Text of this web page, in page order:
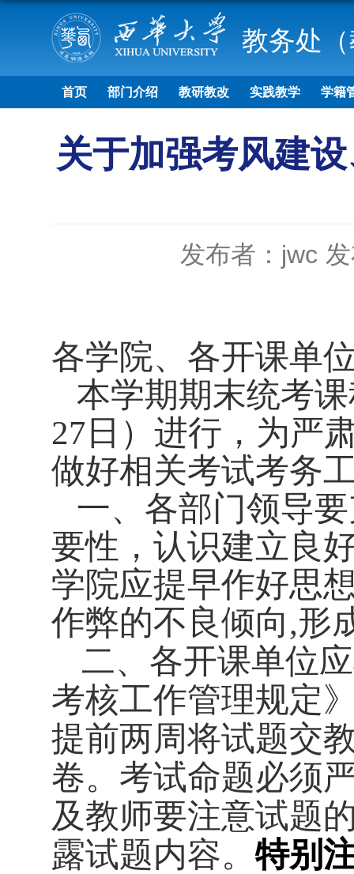
教务处
首页 部门介绍 教研教改 实践教学 学籍
关于加强考风建
发布者：jwc
各学院、各开课单
本学期期末统考
27 日）进行，为严
做好相关考试考务
一、各部门领导
要性，认识建立良
学院应提早作好思
作弊的不良倾向,形
二、各开课单位
考核工作管理规定
提前两周将试题交
卷。 考试命题必须
及教师要注意试题
露试题内容。特别